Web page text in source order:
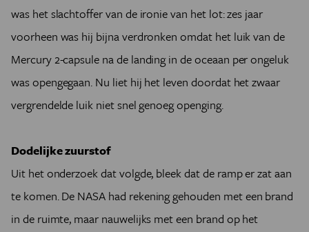
was het slachtoffer van de ironie van het lot: zes jaar
voorheen was hij bijna verdronken omdat het luik van de
Mercury 2-capsule na de landing in de oceaan per ongeluk
was opengegaan. Nu liet hij het leven doordat het zwaar
vergrendelde luik niet snel genoeg openging.
Dodelijke zuurstof
Uit het onderzoek dat volgde, bleek dat de ramp er zat aan
te komen. De NASA had rekening gehouden met een brand
in de ruimte, maar nauwelijks met een brand op het